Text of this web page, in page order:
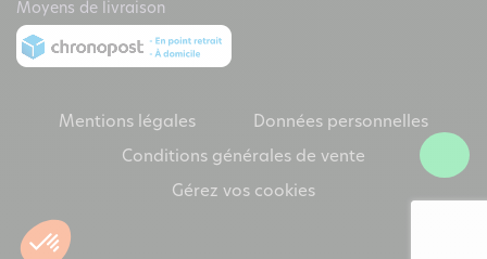
Moyens de livraison
Mentions légales Données personnelles
Conditions générales de vente
Gérez vos cookies